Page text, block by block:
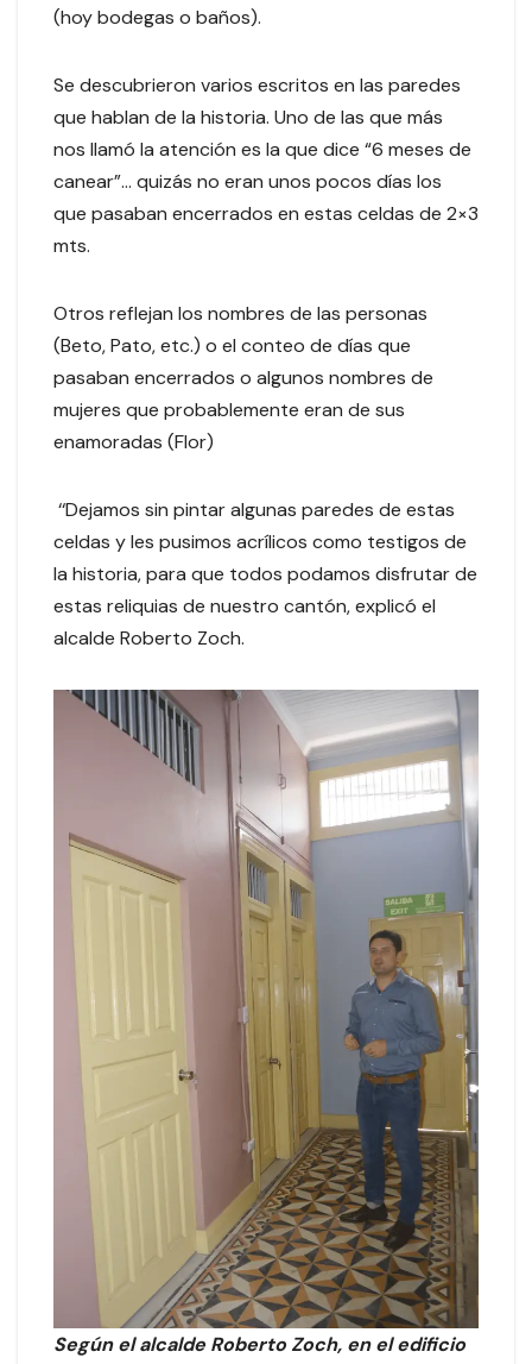
(hoy bodegas o baños).
Se descubrieron varios escritos en las paredes
que hablan de la historia. Uno de las que más
nos llamó la atención es la que dice “6 meses de
canear”… quizás no eran unos pocos días los
que pasaban encerrados en estas celdas de 2×3
mts.
Otros reflejan los nombres de las personas
(Beto, Pato, etc.) o el conteo de días que
pasaban encerrados o algunos nombres de
mujeres que probablemente eran de sus
enamoradas (Flor)
‘‘Dejamos sin pintar algunas paredes de estas
celdas y les pusimos acrílicos como testigos de
la historia, para que todos podamos disfrutar de
estas reliquias de nuestro cantón, explicó el
alcalde Roberto Zoch.
Según el alcalde Roberto Zoch, en el edificio